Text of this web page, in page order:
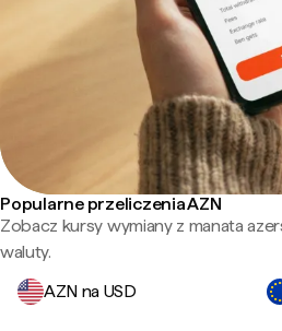
Popularne przeliczenia AZN
Zobacz kursy wymiany z manata
waluty.
AZN na USD